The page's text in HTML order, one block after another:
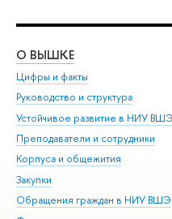
О ВЫШКЕ
Цифры и факты
Руководство и структура
Устойчивое развитие в НИУ ВШЭ
Преподаватели и сотрудники
Корпуса и общежития
Закупки
Обращения граждан в НИУ ВШЭ